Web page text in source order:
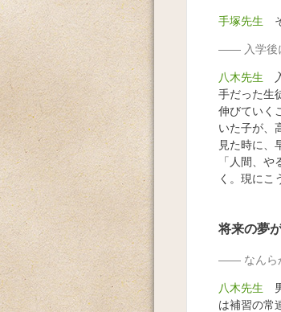
手塚先生
入学
八木先生
手だった生
伸びていく
いた子が、
見た時に、
「人間、
く。現にこ
将来の夢
なんら
八木先生
は補習の常